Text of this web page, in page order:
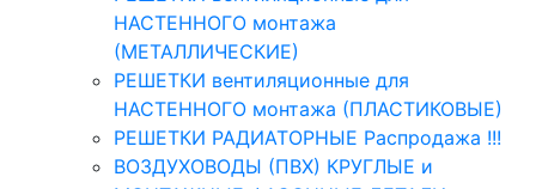
НАСТЕННОГО монтажа
(МЕТАЛЛИЧЕСКИЕ)
РЕШЕТКИ вентиляционные для
НАСТЕННОГО монтажа (ПЛАСТИКОВЫЕ)
РЕШЕТКИ РАДИАТОРНЫЕ Распродажа !!!
ВОЗДУХОВОДЫ (ПВХ) КРУГЛЫЕ и